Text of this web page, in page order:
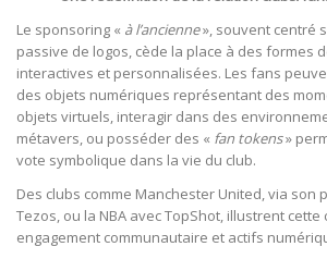
Le sponsoring « à l’ancienne», souvent centré
passive de logos, cède la place à des formes
interactives et personnalisées. Les fans
des objets numériques représentant des
objets virtuels, interagir dans des
métavers, ou posséder des « fan tokens»
vote symbolique dans la vie du club.
Des clubs comme Manchester United, via son
Tezos, ou la NBA avec TopShot, illustrent
engagement communautaire et actifs